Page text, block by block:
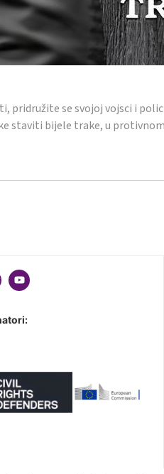
pridružite se svojoj vojsci i
staviti bijele trake, u